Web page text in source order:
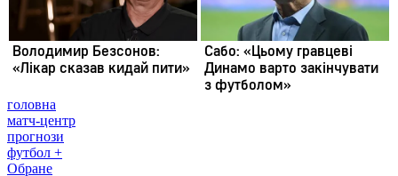
головна
матч-центр
прогнози
футбол +
Обране